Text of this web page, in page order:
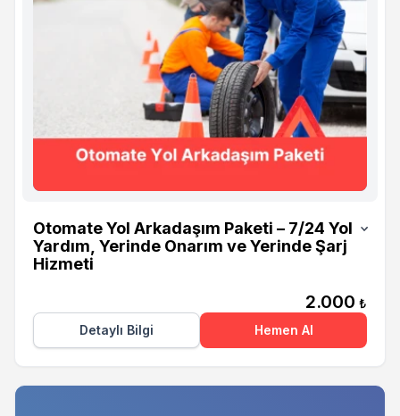
Otomate Yol Arkadaşım Paketi – 7/24 Yol
Yardım, Yerinde Onarım ve Yerinde Şarj
Hizmeti
2.000 ₺
Detaylı Bilgi
Hemen Al